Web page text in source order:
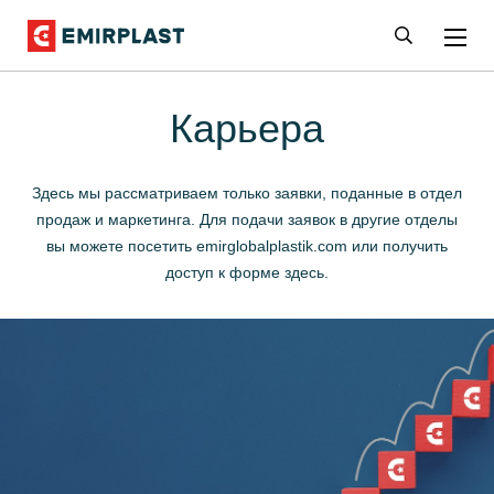
Карьера
Здесь мы рассматриваем только заявки, поданные в отдел
продаж и маркетинга. Для подачи заявок в другие отделы
вы можете посетить emirglobalplastik.com или получить
доступ к форме здесь.